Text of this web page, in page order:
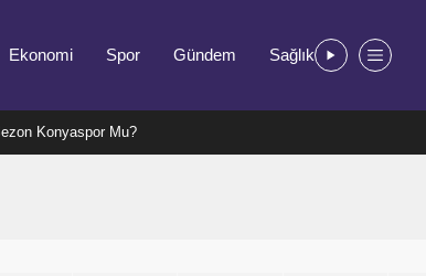
Ekonomi Spor Gündem Sağlık
Konyaspor Mu?